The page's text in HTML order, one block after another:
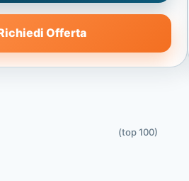
Offerta
(top 100)